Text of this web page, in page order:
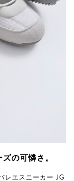
の可憐さ。
レエスニーカー JG